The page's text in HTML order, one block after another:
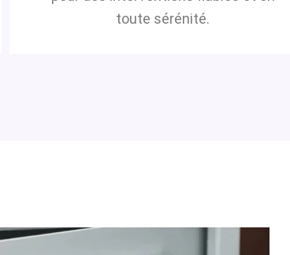
toute sérénité.